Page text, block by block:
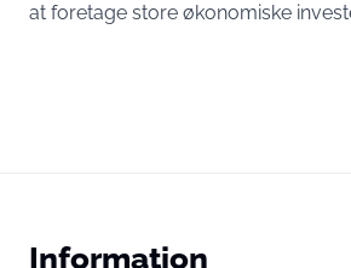
at foretage store økonomiske
Information